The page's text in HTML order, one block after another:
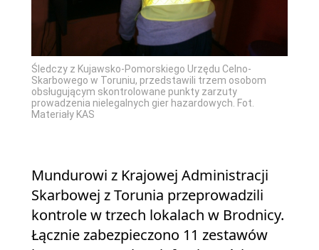
Śledczy z Kujawsko-Pomorskiego Urzędu Celno-
Skarbowego w Toruniu, przedstawili trzem osobom
obsługującym skontrolowane punkty zarzuty
prowadzenia nielegalnych gier hazardowych. Fot.
Materiały KAS
Mundurowi z Krajowej Administracji
Skarbowej z Torunia przeprowadzili
kontrole w trzech lokalach w Brodnicy.
Łącznie zabezpieczono 11 zestawów